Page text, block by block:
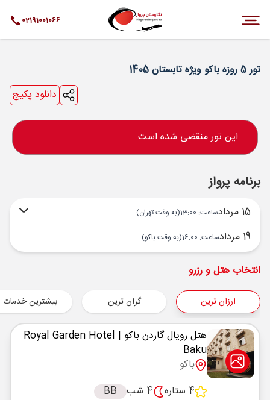
02191001066
تور 5 روزه باکو ویژه تابستان 1405
دانلود پکیج
این تور منقضی شده است
برنامه پرواز
15 مرداد ساعت: 13:00 (به وقت تهران)
19 مرداد ساعت: 16:00 (به وقت باکو)
شروع سفر
نوع سفر :هواییEconomy ایران ایر
ساعت حرکت :13:00 مدت سفر :01:30
پایان سفر
باکو , فرودگاه بین‌المللی حیدر علی‌اف GYD
تهران ,
فرودگاه بین‌المللی امام خمینی IKA
انتخاب هتل و رزرو
ارزان ترین گران ترین بیشترین خدمات
هتل رویال گاردن باکو
| Royal Garden Hotel
Baku
باکو
4 ستاره
4 شب BB